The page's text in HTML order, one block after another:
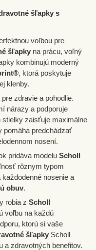
šľapky s
voľbou pre
šľapkyna prácu, voľný
kombinujú moderný
, ktorá poskytuje
klenby.
zdravie a pohodlie.
nárazy a podporuje
zaisťuje maximálne
pomáha predchádzať
nosení.
pridáva modelu Scholl
rôznym typom
nosenie a
obuv.
robia z Scholl
voľbu na každú
ktorú si vaše
šľapkyScholl
a zdravotných benefitov.